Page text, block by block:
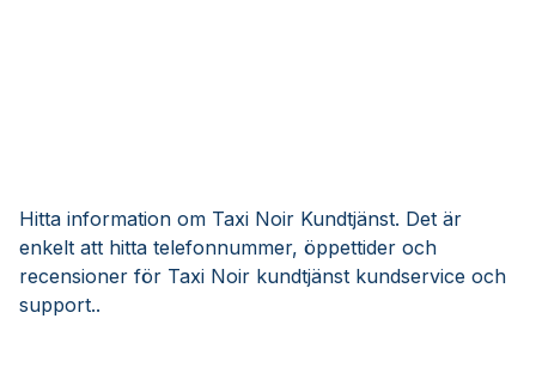
Hitta information om Taxi Noir Kundtjänst. Det är
enkelt att hitta telefonnummer, öppettider och
recensioner för Taxi Noir kundtjänst kundservice och
support..